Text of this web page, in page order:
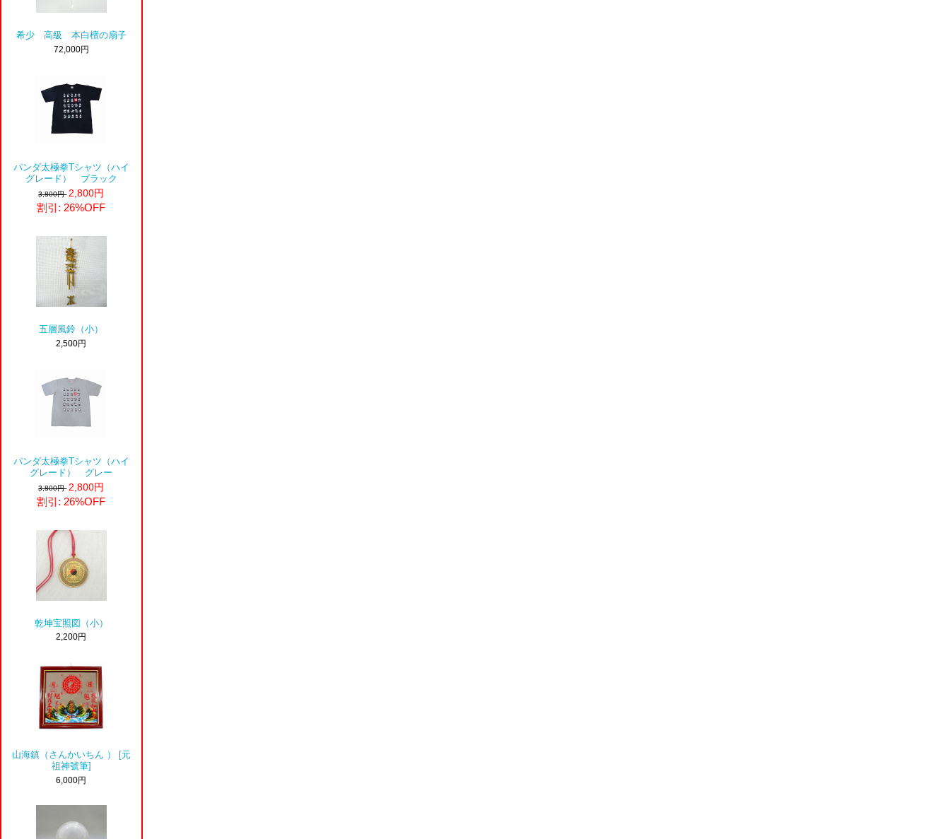
希少 高級 本白檀の扇子
72,000円
パンダ太極拳Tシャツ（ハイ
グレード） ブラック
3,800円 2,800円
割引: 26%OFF
五層風鈴（小）
2,500円
パンダ太極拳Tシャツ（ハイ
グレード） グレー
3,800円 2,800円
割引: 26%OFF
乾坤宝照図（小）
2,200円
山海鎮（さんかいちん ） [元
祖神號筆]
6,000円